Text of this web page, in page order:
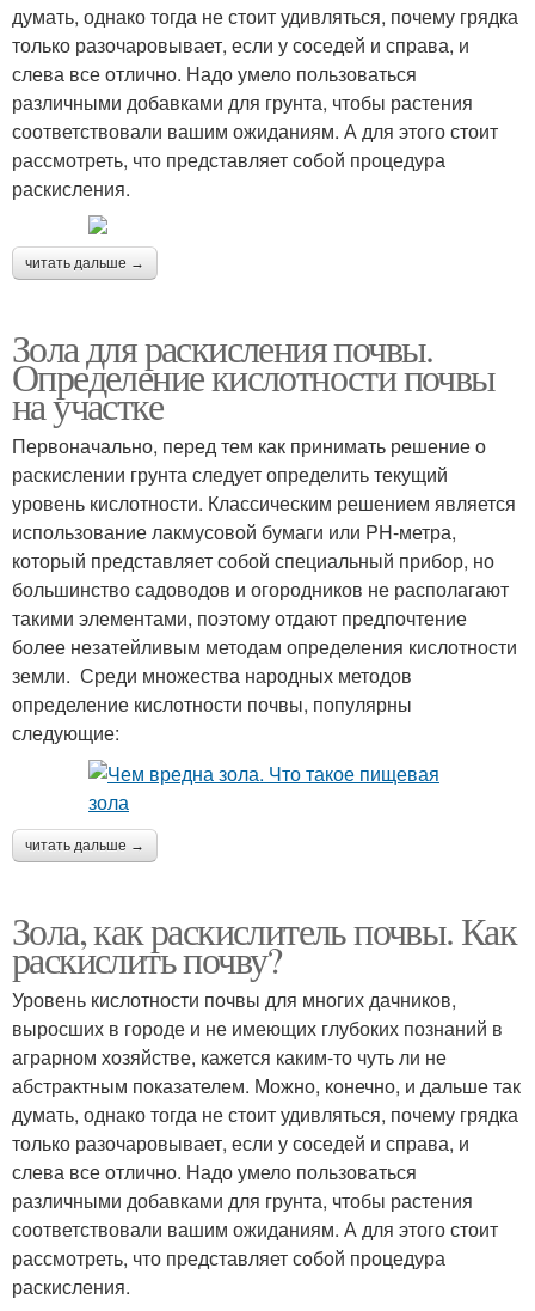
думать, однако тогда не стоит удивляться, почему грядка
только разочаровывает, если у соседей и справа, и
слева все отлично. Надо умело пользоваться
различными добавками для грунта, чтобы растения
соответствовали вашим ожиданиям. А для этого стоит
рассмотреть, что представляет собой процедура
раскисления.
читать дальше →
Зола для раскисления почвы.
Определение кислотности почвы
на участке
Первоначально, перед тем как принимать решение о
раскислении грунта следует определить текущий
уровень кислотности. Классическим решением является
использование лакмусовой бумаги или PH-метра,
который представляет собой специальный прибор, но
большинство садоводов и огородников не располагают
такими элементами, поэтому отдают предпочтение
более незатейливым методам определения кислотности
земли. Среди множества народных методов
определение кислотности почвы, популярны
следующие:
читать дальше →
Зола, как раскислитель почвы. Как
раскислить почву?
Уровень кислотности почвы для многих дачников,
выросших в городе и не имеющих глубоких познаний в
аграрном хозяйстве, кажется каким-то чуть ли не
абстрактным показателем. Можно, конечно, и дальше так
думать, однако тогда не стоит удивляться, почему грядка
только разочаровывает, если у соседей и справа, и
слева все отлично. Надо умело пользоваться
различными добавками для грунта, чтобы растения
соответствовали вашим ожиданиям. А для этого стоит
рассмотреть, что представляет собой процедура
раскисления.